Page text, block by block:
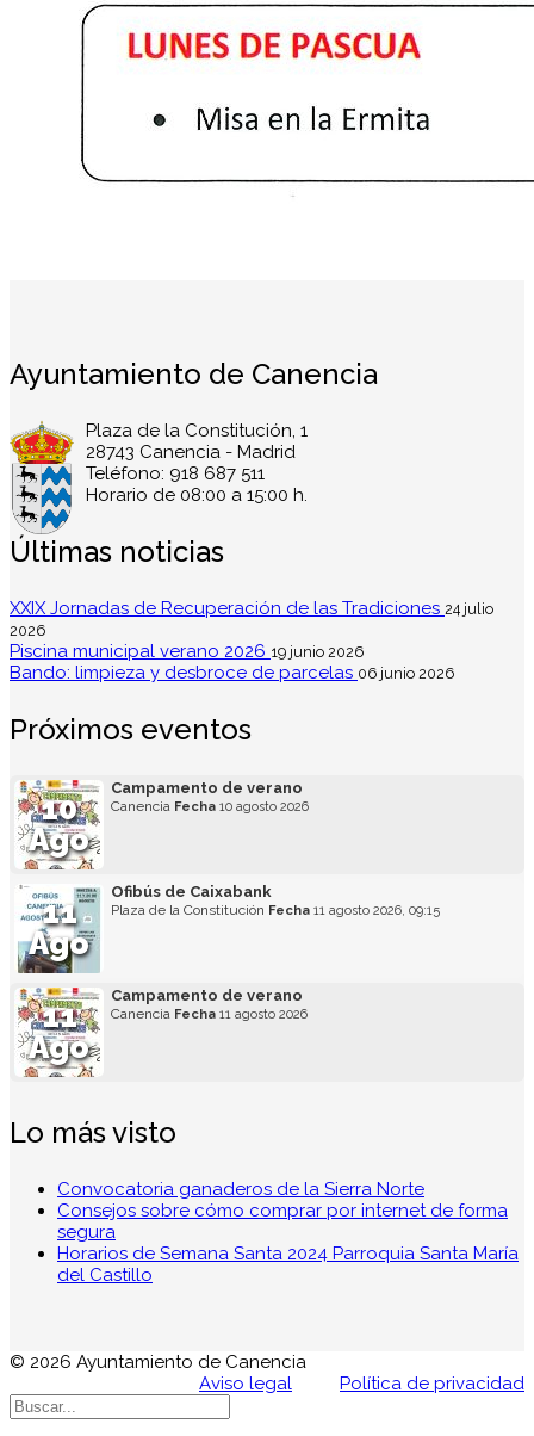
Ayuntamiento de Canencia
Plaza de la Constitución, 1
28743 Canencia - Madrid
Teléfono: 918 687 511
Horario de 08:00 a 15:00 h.
Últimas noticias
XXIX Jornadas de Recuperación de las Tradiciones 24 julio
2026
Piscina municipal verano 2026 19 junio 2026
Bando: limpieza y desbroce de parcelas 06 junio 2026
Próximos eventos
10
Ago
Campamento de verano
Canencia Fecha 10 agosto 2026
11
Ago
Ofibús de Caixabank
Plaza de la Constitución Fecha 11 agosto 2026, 09:15
11
Ago
Campamento de verano
Canencia Fecha 11 agosto 2026
Lo más visto
Convocatoria ganaderos de la Sierra Norte
Consejos sobre cómo comprar por internet de forma
segura
Horarios de Semana Santa 2024 Parroquia Santa María
del Castillo
© 2026 Ayuntamiento de Canencia
Aviso legal
Política de privacidad